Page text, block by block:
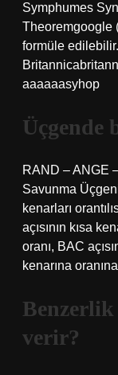
Symphumes
Theoremgoogle
formüle
aaaaaasyhop
Üçgende
RAND – ANGE
Savunma
kenarları
açısının kısa
oranı, BAC
kenarına
Benzerlik
verir?